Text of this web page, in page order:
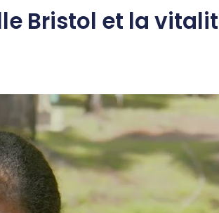
Bristol et la